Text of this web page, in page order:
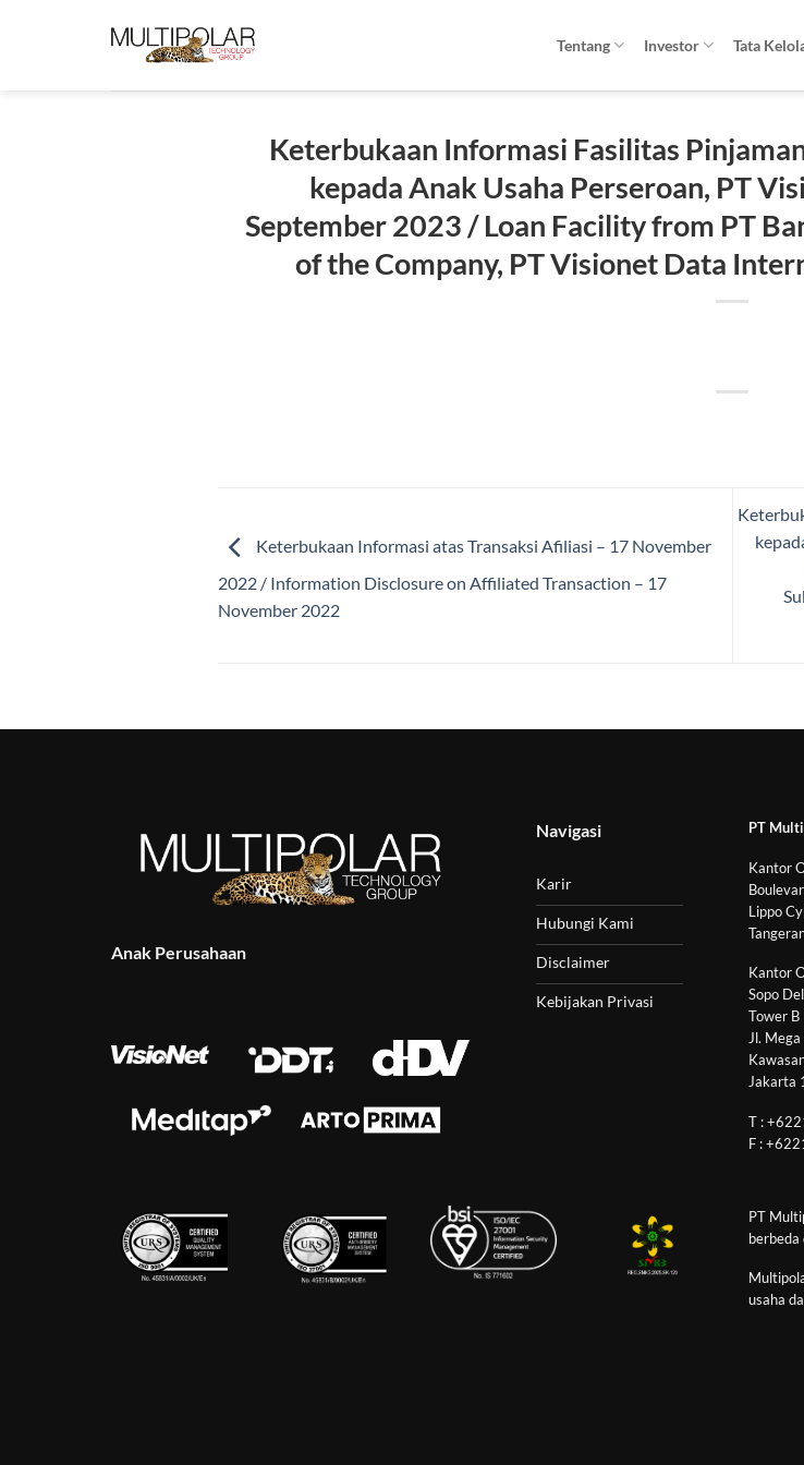
Tentang Investor Tata
Keterbukaan Informasi Fasilitas
kepada Anak Usaha Perseroan, PT
September 2023 / Loan Facility from PT
of the Company, PT Visionet Data
Keterbukaan Informasi atas Transaksi Afiliasi – 17 November
2022 / Information Disclosure on Affiliated Transaction – 17
November 2022
Anak Perusahaan
Navigasi
Karir
Hubungi Kami
Disclaimer
Kebijakan Privasi
PT
Kantor
Lippo
Kantor
Sopo
Tower
Jl.
Jakarta
T :
F :
PT
usaha